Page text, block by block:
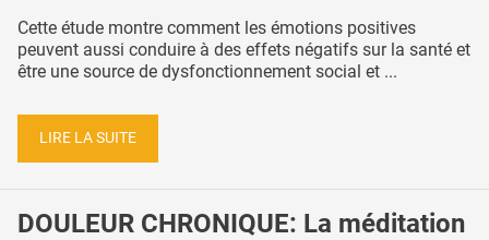
Cette étude montre comment les émotions positives
peuvent aussi conduire à des effets négatifs sur la santé et
être une source de dysfonctionnement social et ...
LIRE LA SUITE
DOULEUR CHRONIQUE: La méditation